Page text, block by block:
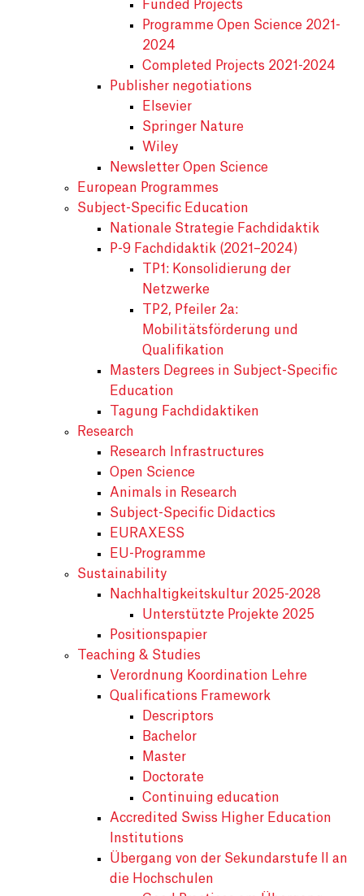
Funded Projects
Programme Open Science 2021-
2024
Completed Projects 2021-2024
Publisher negotiations
Elsevier
Springer Nature
Wiley
Newsletter Open Science
European Programmes
Subject-Specific Education
Nationale Strategie Fachdidaktik
P-9 Fachdidaktik (2021–2024)
TP1: Konsolidierung der
Netzwerke
TP2, Pfeiler 2a:
Mobilitätsförderung und
Qualifikation
Masters Degrees in Subject-Specific
Education
Tagung Fachdidaktiken
Research
Research Infrastructures
Open Science
Animals in Research
Subject-Specific Didactics
EURAXESS
EU-Programme
Sustainability
Nachhaltigkeitskultur 2025-2028
Unterstützte Projekte 2025
Positionspapier
Teaching & Studies
Verordnung Koordination Lehre
Qualifications Framework
Descriptors
Bachelor
Master
Doctorate
Continuing education
Accredited Swiss Higher Education
Institutions
Übergang von der Sekundarstufe II an
die Hochschulen